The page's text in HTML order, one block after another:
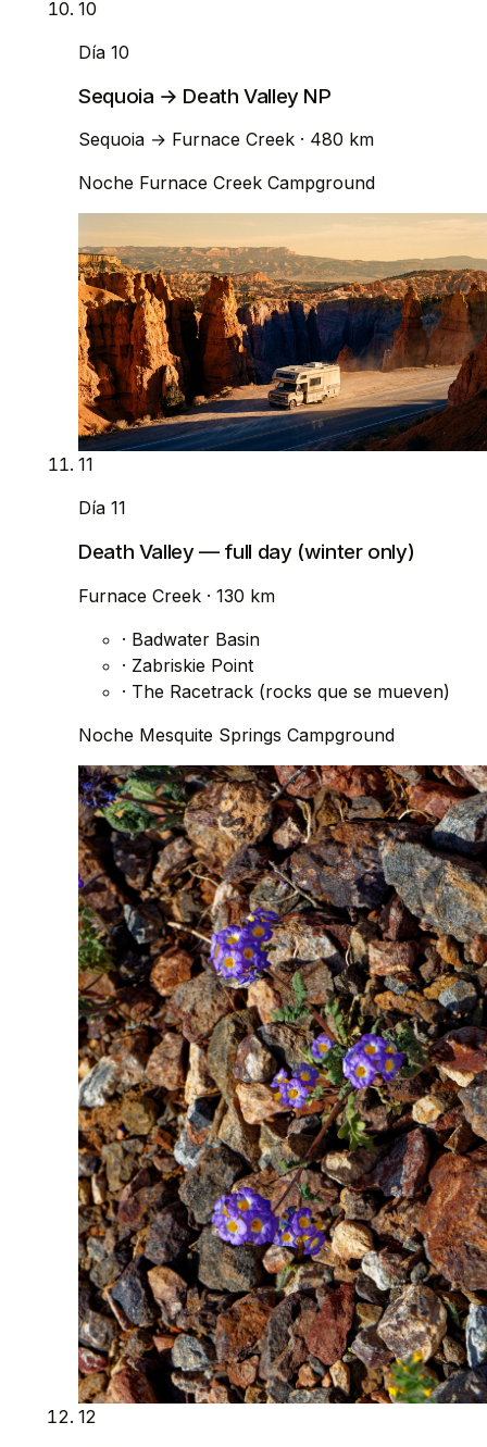
10
Día 10
Sequoia → Death Valley NP
Sequoia → Furnace Creek · 480 km
Noche Furnace Creek Campground
11
Día 11
Death Valley — full day (winter only)
Furnace Creek · 130 km
· Badwater Basin
· Zabriskie Point
· The Racetrack (rocks que se mueven)
Noche Mesquite Springs Campground
12